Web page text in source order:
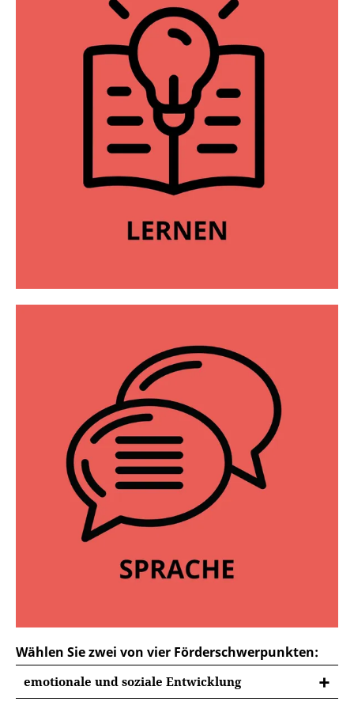
Wählen Sie zwei von vier Förderschwerpunkten:
emotionale und soziale Entwicklung